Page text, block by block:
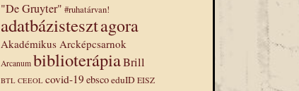
"De Gruyter" #ruhatárvan!
adatbázistesztagora
Akadémikus Arcképcsarnok
Arcanum biblioterápiaBrill
BTL CEEOL covid-19 ebscoeduID EISZ